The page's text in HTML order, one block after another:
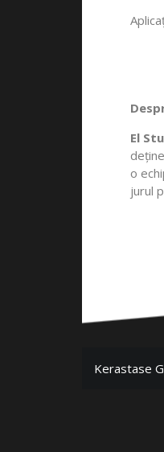
El
deține
o
jurul
Kerastase